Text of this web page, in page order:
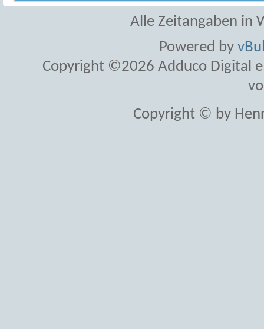
Alle Zeitangaben in
Powered by
Copyright ©2026 Adduco Digital
Copyright © by